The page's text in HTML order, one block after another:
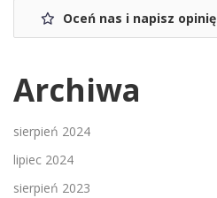
Oceń nas i napisz opinię
Archiwa
sierpień 2024
lipiec 2024
sierpień 2023